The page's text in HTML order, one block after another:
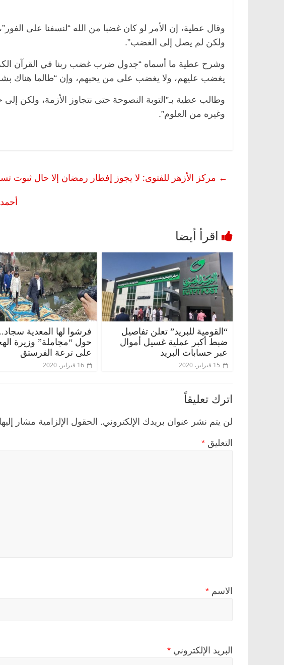
وقال عطية، إن الأمر لو كان غضبا من الله “لنسفنا على
ولكن لم يصل إلى الغضب”.
وشرح عطية ما أسماه “جدول ضرب غضب ربنا في القرآن
يغضب عليهم، ولا يغضب على من يحبهم، وإن “طالما هناك
وطالب عطية بـ”التوبة النصوحة حتى نتجاوز الأزمة، ولكن
وغيره من العلوم”.
← مركز الأزهر للفتوى: لا يجوز إفطار رمضان إلا حال ثبوت
“القومية للبريد” تعلن تفاصيل
ضبط أكبر عملية غسيل أموال
عبر حسابات البريد
15 فبراير، 2020
فرشوا لها المعدية
حول “مجاملة” وزيرة
على ترعة الفرستق
16 فبراير، 2020
اترك تعليقاً
لن يتم نشر عنوان بريدك الإلكتروني. الحقول الإلزامية مشار
التعليق *
الاسم *
البريد الإلكتروني *
الرئيسية
الخصخصة
(بروفايل)
الرئيسية مصر
قانوني دافع عن قضايا الوطن وانحاز
26 يناير، 2026
على أبواب